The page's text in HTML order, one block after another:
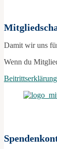
Damit wir uns
Wenn du